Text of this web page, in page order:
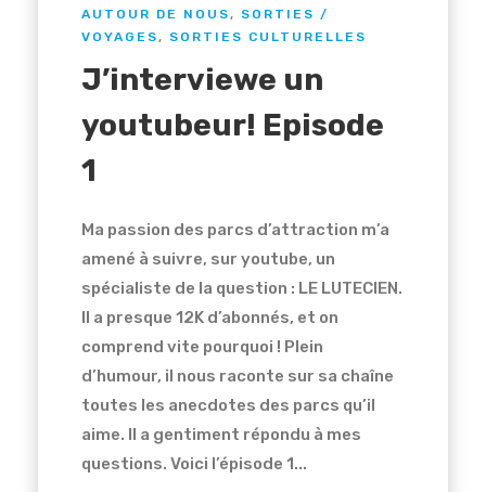
AUTOUR DE NOUS, SORTIES /
VOYAGES, SORTIES CULTURELLES
J’interviewe un
youtubeur! Episode
1
Ma passion des parcs d’attraction m’a
amené à suivre, sur youtube, un
spécialiste de la question : LE LUTECIEN.
Il a presque 12K d’abonnés, et on
comprend vite pourquoi ! Plein
d’humour, il nous raconte sur sa chaîne
toutes les anecdotes des parcs qu’il
aime. Il a gentiment répondu à mes
questions. Voici l’épisode 1...